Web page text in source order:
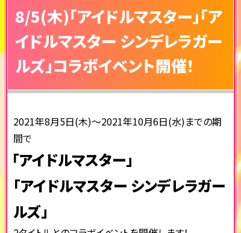
8/5(木)「アイドルマスター」「ア
イドルマスター シンデレラガー
ルズ」コラボイベント開催！
2021年8月5日(木)～2021年10月6日(水)までの期
間で
「アイドルマスター」
「アイドルマスター シンデレラガー
ルズ」